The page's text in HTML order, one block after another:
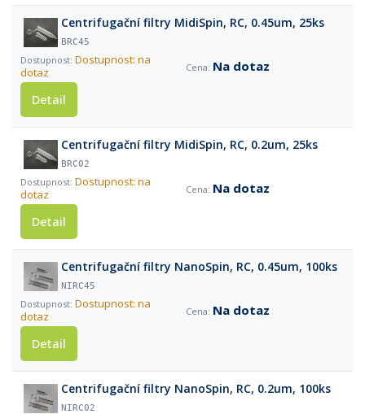
Centrifugační filtry MidiSpin, RC, 0.45um, 25ks
BRC45
Dostupnost: na
dotaz
Na dotaz
Detail
Centrifugační filtry MidiSpin, RC, 0.2um, 25ks
BRC02
Dostupnost: na
dotaz
Na dotaz
Detail
Centrifugační filtry NanoSpin, RC, 0.45um, 100ks
NIRC45
Dostupnost: na
dotaz
Na dotaz
Detail
Centrifugační filtry NanoSpin, RC, 0.2um, 100ks
NIRC02